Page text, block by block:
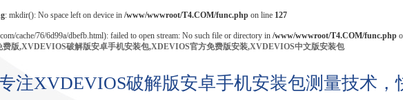
: mkdir(): No space left on device in /www/wwwroot/T4.COM/func.php on line 127
cache/76/6d99a/dbefb.html): failed to open stream: No such file or directory in /www/wwwroot/T4.COM/func.php
版,XVDEVIOS破解版安卓手机安装包,XDEVIOS官方免费版安装,XVDEVIOS中文版安装包
注XVDEVIOS破解版安卓手机安装包测量技术，